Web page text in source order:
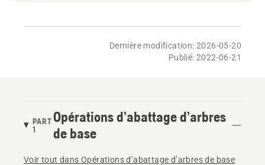
Dernière modification: 2026-05-20
Publié: 2022-06-21
PART
1
Opérations d’abattage d’arbres
de base
Voir tout dans Opérations d’abattage d’arbres de base